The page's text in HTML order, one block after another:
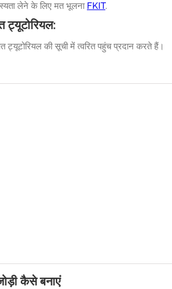
लेने के लिए मत भूलना FKIT.
ट्यूटोरियल:
की सूची में त्वरित पहुंच प्रदान करते हैं।
कैसे बनाएं